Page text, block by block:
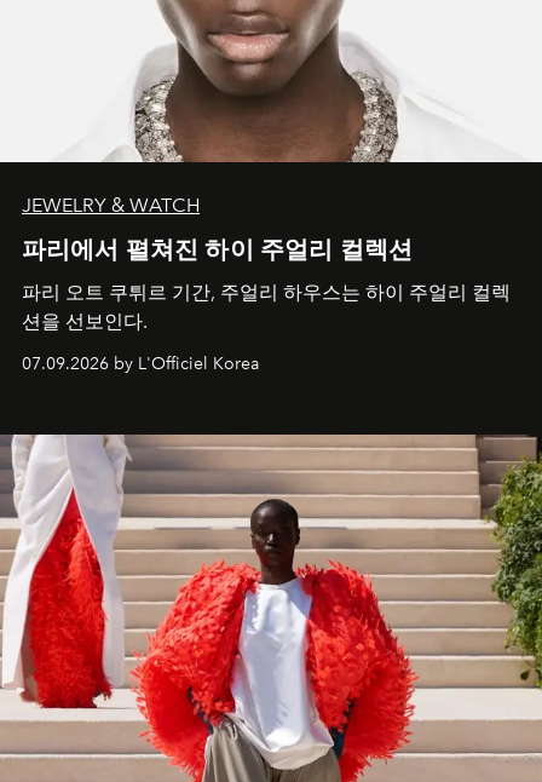
JEWELRY & WATCH
파리에서 펼쳐진 하이 주얼리 컬렉션
파리 오트 쿠튀르 기간, 주얼리 하우스는 하이 주얼리 컬렉
션을 선보인다.
07.09.2026 by L'Officiel Korea